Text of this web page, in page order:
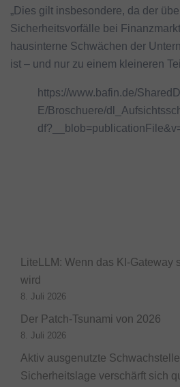
„Dies gilt insbesondere, da der
Sicherheitsvorfälle bei
hausinterne Schwächen der
ist – und nur zu einem kleineren
https://www.bafin.de/
E/Broschuere/
LiteLLM: Wenn das KI-Gateway
wird
8. Juli 2026
Der Patch-Tsunami von 2026
8. Juli 2026
Aktiv ausgenutzte
Sicherheitslage verschärft sich